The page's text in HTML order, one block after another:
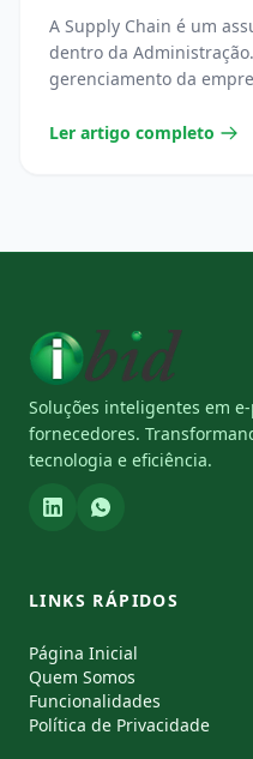
A Supply Chain é um
dentro da
gerenciamento da
Ler artigo completo
Soluções inteligentes em
fornecedores.
tecnologia e eficiência.
LINKS RÁPIDOS
Página Inicial
Quem Somos
Funcionalidades
Política de Privacidade